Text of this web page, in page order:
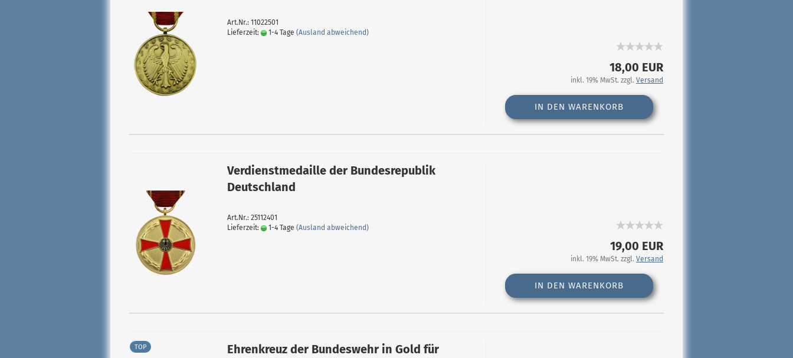
Art.Nr.: 11022501
Lieferzeit:
1-4 Tage (Ausland abweichend)
18,00 EUR
inkl. 19% MwSt. zzgl. Versand
IN DEN WARENKORB
Verdienstmedaille der Bundesrepublik
Deutschland
Art.Nr.: 25112401
Lieferzeit:
1-4 Tage (Ausland abweichend)
19,00 EUR
inkl. 19% MwSt. zzgl. Versand
IN DEN WARENKORB
TOP
Ehrenkreuz der Bundeswehr in Gold für